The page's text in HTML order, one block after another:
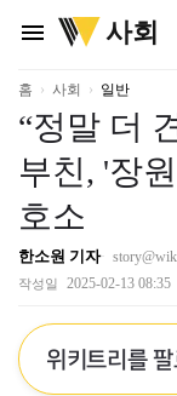
menu
위
키
리
사회
홈 사회 일반
“정말 더
부친, '장
호소
한소원 기자
작성일 2025-02-13 08:35
위키트리를